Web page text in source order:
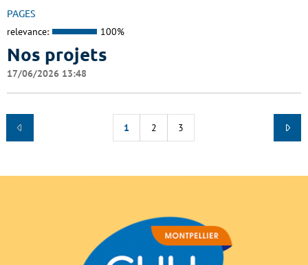
PAGES
relevance: 100%
Nos projets
17/06/2026 13:48
1 2 3